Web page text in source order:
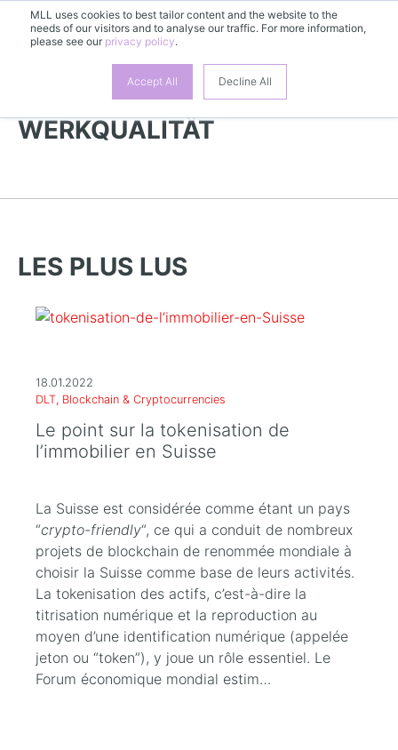
MLL uses cookies to best tailor content and the website to the
needs of our visitors and to analyse our traffic. For more information,
please see our privacy policy.
Accept All Decline All
FR
PLUS DE NOUVEAUTÉS |
WERKQUALITÄT
LES PLUS LUS
18.01.2022
DLT, Blockchain & Cryptocurrencies
Le point sur la tokenisation de
l’immobilier en Suisse
La Suisse est considérée comme étant un pays
“crypto-friendly“, ce qui a conduit de nombreux
projets de blockchain de renommée mondiale à
choisir la Suisse comme base de leurs activités.
La tokenisation des actifs, c’est-à-dire la
titrisation numérique et la reproduction au
moyen d’une identification numérique (appelée
jeton ou “token”), y joue un rôle essentiel. Le
Forum économique mondial estim…